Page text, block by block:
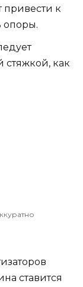
привести к
опоры.
стяжкой, как
ставится